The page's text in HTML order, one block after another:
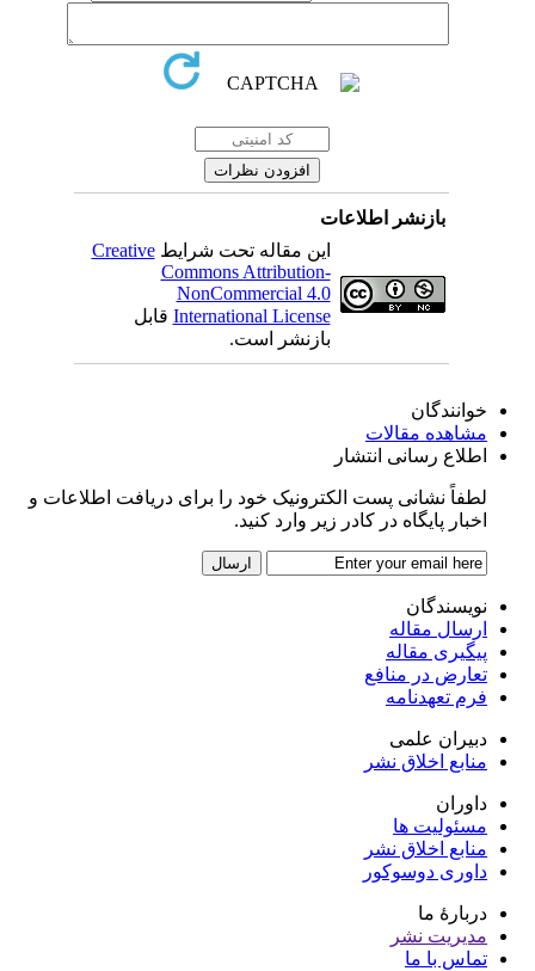
بازنشر اطلاعات
این مقاله تحت شرایطCreative
Commons Attribution-
NonCommercial 4.0
International Licenseقابل
بازنشر است.
خوانندگان
مشاهده مقالات
اطلاع رسانی انتشار
لطفاً نشانی پست الکترونیک خود را برای دریافت اطلاعات و
اخبار پایگاه در کادر زیر وارد کنید.
نویسندگان
ارسال مقاله
پیگیری مقاله
تعارض در منافع
فرم تعهدنامه
دبیران علمی
منابع اخلاق نشر
داوران
مسئولیت ها
منابع اخلاق نشر
داوری دوسوکور
دربارۀ ما
مدیریت نشر
تماس با ما